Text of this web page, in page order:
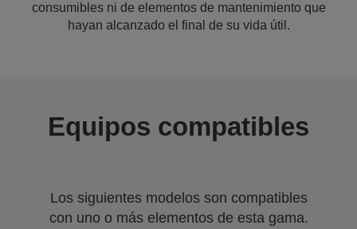
consumibles ni de elementos de mantenimiento que
hayan alcanzado el final de su vida útil.
Equipos compatibles
Los siguientes modelos son compatibles
con uno o más elementos de esta gama.